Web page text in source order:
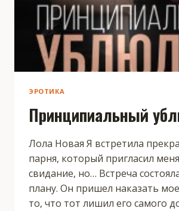
ЭРОТИКА
Принципиальный
Лола Новая Я встретила
парня, который пригласил
свидание, но… Встреча
плану. Он пришел наказать
то, что тот лишил его самого